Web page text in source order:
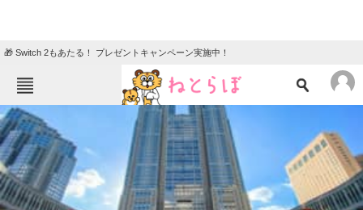
🎁 Switch 2もあたる！ プレゼントキャンペーン実施中！
ねとらぼメニュー
TOP ニュース
エンタメ クイズ
グルメ 地域